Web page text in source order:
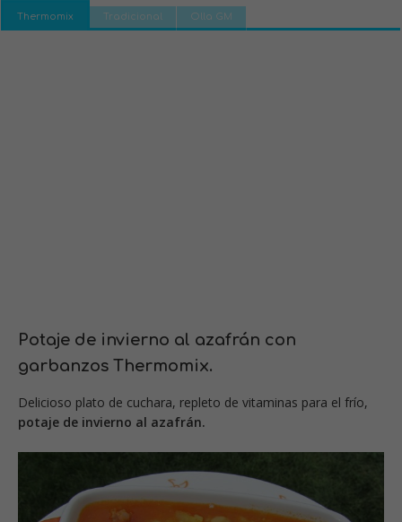
Thermomix Tradicional Olla GM
Potaje de invierno al azafrán con
garbanzos Thermomix.
Delicioso plato de cuchara, repleto de vitaminas para el frío,
potaje de invierno al azafrán.